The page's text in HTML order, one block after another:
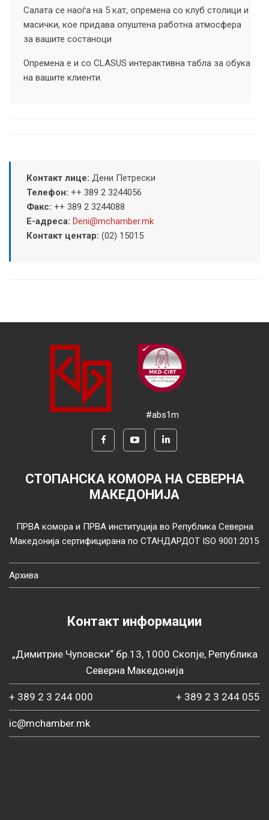
Салата се наоѓа на 5 кат, опремена со клуб столици и
масички, кое придава опуштена работна атмосфера
за вашите состаноци
Опремена е и со CLASUS интерактивна табла за обука
на вашите клиенти.
Контакт лице: Дени Петрески
Телефон: ++ 389 2 3244056
Факс: ++ 389 2 3244088
Е-адреса: Deni@mchamber.mk
Контакт центар: (02) 15015
#abs1m
СТОПАНСКА КОМОРА НА СЕВЕРНА
МАКЕДОНИЈА
ПРВА комора и ПРВА институција во Република Северна
Македонија сертифицирана по СТАНДАРДОТ ISO 9001:2015
Архива
Контакт информации
„Димитрие Чуповски“ бр.13, 1000 Скопје, Република
Северна Македонија
+ 389 2 3 244 000 + 389 2 3 244 055
ic@mchamber.mk